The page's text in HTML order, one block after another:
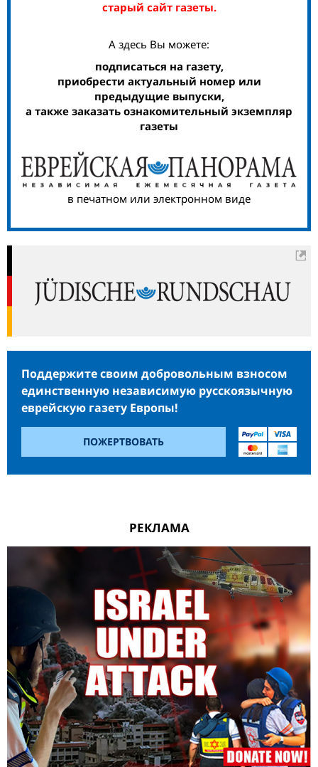
старый сайт газеты.
А здесь Вы можете:
подписаться на газету,
приобрести актуальный номер или
предыдущие выпуски,
а также заказать ознакомительный экземпляр
газеты
в печатном или электронном виде
Поддержите своим добровольным взносом
единственную независимую русскоязычную
еврейскую газету Европы!
ПОЖЕРТВОВАТЬ
РЕКЛАМА